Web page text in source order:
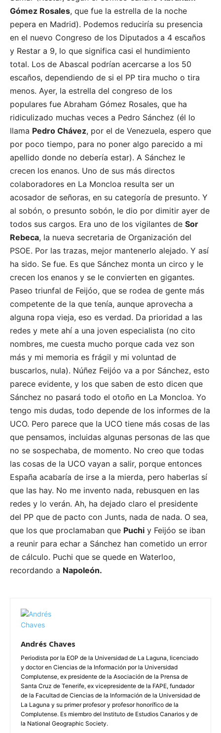
Gómez Rosales, que fue la estrella de la noche
pepera en Madrid). Podemos reduciría su presencia
en el nuevo Congreso de los Diputados a 4 escaños
y Restar a 9, lo que significa casi el hundimiento
total. Los de Abascal podrían acercarse a los 50
escaños, dependiendo de si el PP tira mucho o tira
menos. Ayer, la estrella del congreso de los
populares fue Abraham Gómez Rosales, que ha
ridiculizado muchas veces a Pedro Sánchez (él lo
llama Pedro Chávez, por el de Venezuela, espero que
por poco tiempo, para no poner algo parecido a mi
apellido donde no debería estar). A Sánchez le
crecen los enanos. Uno de sus más directos
colaboradores en La Moncloa resulta ser un
acosador de señoras, en su categoría de presunto. Y
al sobón, o presunto sobón, le dio por dimitir ayer de
todos sus cargos. Era uno de los vigilantes de Sor
Rebeca, la nueva secretaria de Organización del
PSOE. Por las trazas, mejor mantenerlo alejado. Y así
ha sido. Se fue. Es que Sánchez monta un circo y le
crecen los enanos y se le convierten en gigantes.
Paseo triunfal de Feijóo, que se rodea de gente más
competente de la que tenía, aunque aprovecha a
alguna ropa vieja, eso es verdad. Da prioridad a las
redes y mete ahí a una joven especialista (no cito
nombres, me cuesta mucho porque cada vez son
más y mi memoria es frágil y mi voluntad de
buscarlos, nula). Núñez Feijóo va a por Sánchez, esto
parece evidente, y los que saben de esto dicen que
Sánchez no pasará todo el otoño en La Moncloa. Yo
tengo mis dudas, todo depende de los informes de la
UCO. Pero parece que la UCO tiene más cosas de las
que pensamos, incluidas algunas personas de las que
no se sospechaba, de momento. No creo que todas
las cosas de la UCO vayan a salir, porque entonces
España acabaría de irse a la mierda, pero haberlas sí
que las hay. No me invento nada, rebusquen en las
redes y lo verán. Ah, ha dejado claro el presidente
del PP que de pacto con Junts, nada de nada. O sea,
que los que proclamaban que Puchi y Feijóo se iban
a reunir para echar a Sánchez han cometido un error
de cálculo. Puchi que se quede en Waterloo,
recordando a Napoleón.
Andrés Chaves
Periodista por la EOP de la Universidad de La Laguna, licenciado
y doctor en Ciencias de la Información por la Universidad
Complutense, ex presidente de la Asociación de la Prensa de
Santa Cruz de Tenerife, ex vicepresidente de la FAPE, fundador
de la Facultad de Ciencias de la Información de la Universidad de
La Laguna y su primer profesor y profesor honorífico de la
Complutense. Es miembro del Instituto de Estudios Canarios y de
la National Geographic Society.